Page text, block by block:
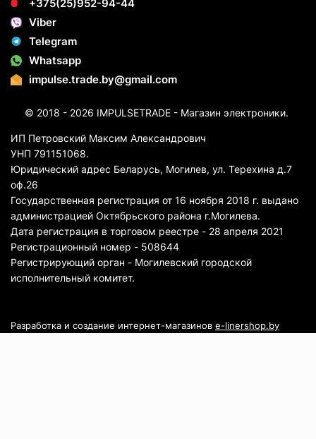
+375(25)952-94-44
Viber
Telegram
Whatsapp
impulse.trade.by@gmail.com
© 2018 - 2026 IMPULSETRADE - Магазин электроники.
ИП Петровский Максим Александрович
УНП 791151068.
Юридический адрес Беларусь, Могилев, ул. Терехина д.7
оф.26
Государственная регистрация от 16 ноября 2018 г. выдано
администрацией Октябрьского района г.Могилева.
Дата регистрация в торговом реестре - 28 апреля 2021
Регистрационный номер - 508644
Регистрирующий орган - Могилевский городской
исполнительный комитет.
Разработка и создание интернет-магазинов e-linershop.by